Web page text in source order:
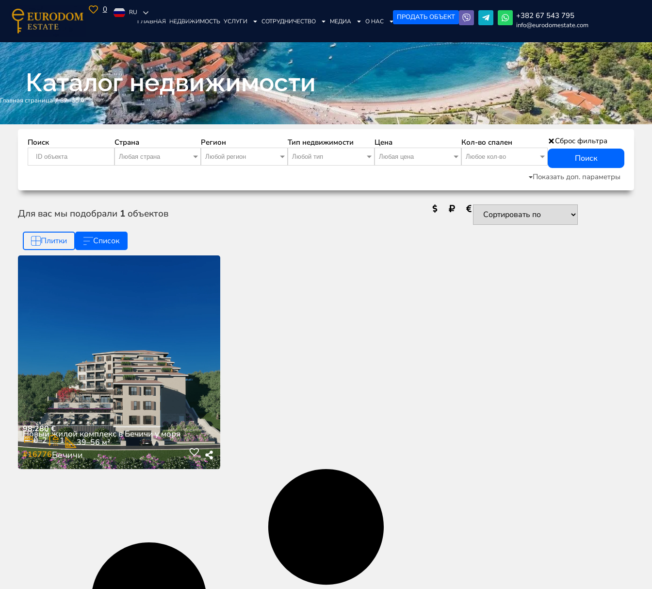
0
RU
ГЛАВНАЯ НЕДВИЖИМОСТЬ УСЛУГИ СОТРУДНИЧЕСТВО МЕДИА О НАС ПРОДАТЬ ОБЪЕКТ +382 67 543 795
info@eurodomestate.com
Каталог недвижимости
Главная страница/39–56 м²
Поиск Страна
Любая страна
Регион
Любой регион
Тип недвижимости
Любой тип
Цена
Любая цена
Кол-во спален
Любое кол-во
Сброс фильтра
Поиск
Показать доп. параметры
Для вас мы подобрали 1 объектов
Плитки Список
98.280€
Новый жилой комплекс в Бечичи у моря
0–2 1
39–56 м²
#16776Бечичи